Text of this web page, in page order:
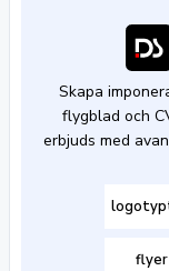
Skapa
flygblad och
erbjuds med